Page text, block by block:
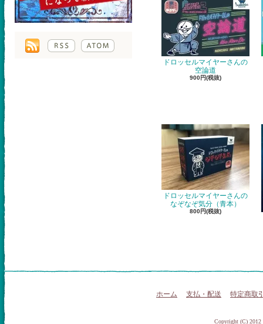
ドロッセルマイヤーさんの
空論道
900円(税抜)
ドロッセルマイヤーさんの
なぞなぞ気分（青本）
800円(税抜)
ホーム 支払・配送 特定商取
Copyright (C) 2012